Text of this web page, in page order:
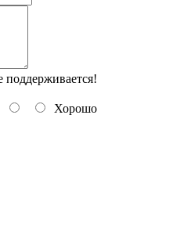
поддерживается!
Хорошо